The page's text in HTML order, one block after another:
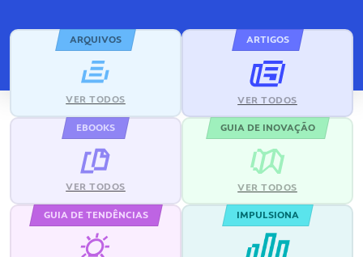
ARQUIVOS
VER TODOS
ARTIGOS
VER TODOS
EBOOKS
VER TODOS
GUIA DE INOVAÇÃO
VER TODOS
GUIA DE TENDÊNCIAS IMPULSIONA